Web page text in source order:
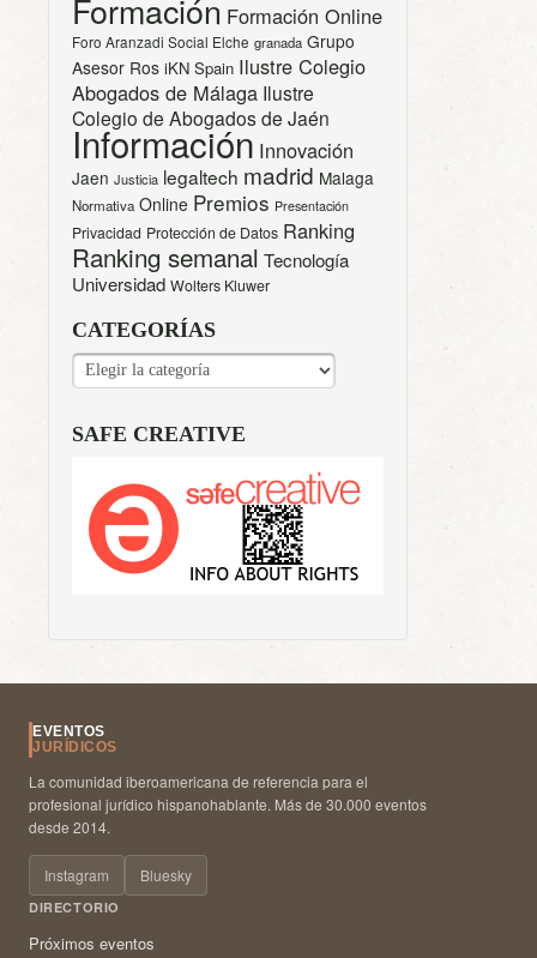
Formación Formación Online
Foro Aranzadi Social Elche granada Grupo
Asesor Ros iKN Spain Ilustre Colegio
Abogados de Málaga Ilustre
Colegio de Abogados de Jaén
Información Innovación
Jaen Justicia legaltech madrid Malaga
Normativa Online Premios Presentación
Privacidad Protección de Datos Ranking
Ranking semanal Tecnología
Universidad Wolters Kluwer
CATEGORÍAS
CATEGORÍAS
SAFE CREATIVE
EVENTOS
JURÍDICOS
La comunidad iberoamericana de referencia para el
profesional jurídico hispanohablante. Más de 30.000 eventos
desde 2014.
Instagram Bluesky
DIRECTORIO
Próximos eventos